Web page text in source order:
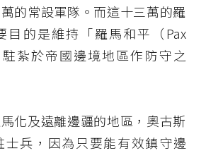
的常設軍隊。而這十三萬的羅
目的是維持「羅馬和平（Pax
紮於帝國邊境地區作防守之
化及遠離邊疆的地區，奧古斯
士兵，因為只要能有效鎮守邊